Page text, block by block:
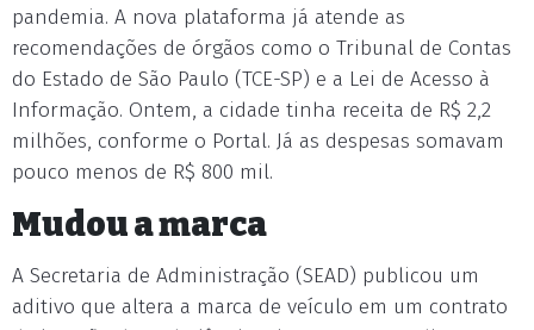
pandemia. A nova plataforma já atende as
recomendações de órgãos como o Tribunal de Contas
do Estado de São Paulo (TCE-SP) e a Lei de Acesso à
Informação. Ontem, a cidade tinha receita de R$ 2,2
milhões, conforme o Portal. Já as despesas somavam
pouco menos de R$ 800 mil.
Mudou a marca
A Secretaria de Administração (SEAD) publicou um
aditivo que altera a marca de veículo em um contrato